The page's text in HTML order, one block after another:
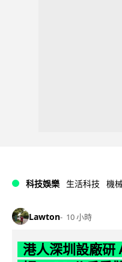
科技娛樂 生活科技 機
Lawton 10 小時
港人深圳設廠研